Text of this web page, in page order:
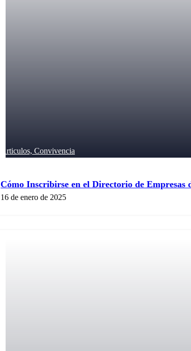
Articulos, Convivencia
Cómo Inscribirse en el Directorio de Empresas
16 de enero de 2025